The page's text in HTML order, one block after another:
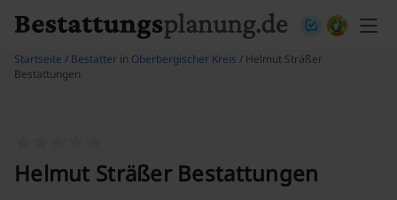
Startseite / Bestatter in Oberbergischer Kreis / Helmut Sträßer
Bestattungen
Helmut Sträßer Bestattungen